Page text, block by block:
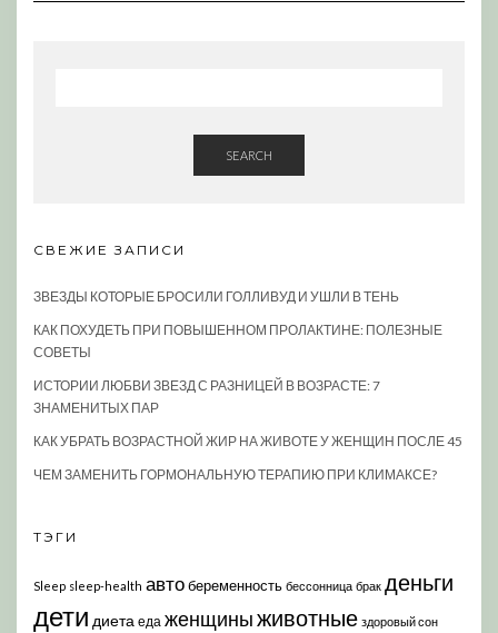
SEARCH
СВЕЖИЕ ЗАПИСИ
ЗВЕЗДЫ КОТОРЫЕ БРОСИЛИ ГОЛЛИВУД И УШЛИ В ТЕНЬ
КАК ПОХУДЕТЬ ПРИ ПОВЫШЕННОМ ПРОЛАКТИНЕ: ПОЛЕЗНЫЕ
СОВЕТЫ
ИСТОРИИ ЛЮБВИ ЗВЕЗД С РАЗНИЦЕЙ В ВОЗРАСТЕ: 7
ЗНАМЕНИТЫХ ПАР
КАК УБРАТЬ ВОЗРАСТНОЙ ЖИР НА ЖИВОТЕ У ЖЕНЩИН ПОСЛЕ 45
ЧЕМ ЗАМЕНИТЬ ГОРМОНАЛЬНУЮ ТЕРАПИЮ ПРИ КЛИМАКСЕ?
ТЭГИ
Sleep sleep-health автобеременность бессонница брак деньги
дети диета еда женщиныживотные здоровый сон